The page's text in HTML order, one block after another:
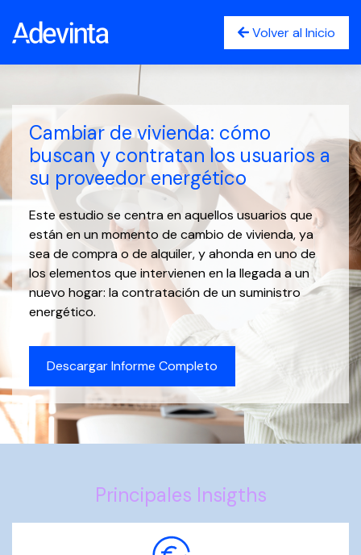
Volver al Inicio
Cambiar de vivienda: cómo
buscan y contratan los usuarios a
su proveedor energético
Este estudio se centra en aquellos usuarios que
están en un momento de cambio de vivienda, ya
sea de compra o de alquiler, y ahonda en uno de
los elementos que intervienen en la llegada a un
nuevo hogar: la contratación de un suministro
energético.
Descargar Informe Completo
Principales Insigths